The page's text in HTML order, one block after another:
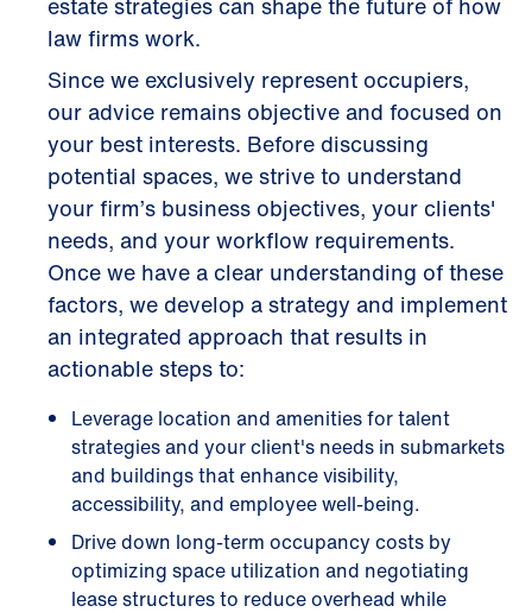
law firms work.
Since we exclusively represent occupiers,
our advice remains objective and focused on
your best interests. Before discussing
potential spaces, we strive to understand
your firm’s business objectives, your clients'
needs, and your workflow requirements.
Once we have a clear understanding of these
factors, we develop a strategy and implement
an integrated approach that results in
actionable steps to:
Leverage location and amenities for talent
strategies and your client's needs in submarkets
and buildings that enhance visibility,
accessibility, and employee well-being.
Drive down long-term occupancy costs by
optimizing space utilization and negotiating
lease structures to reduce overhead while